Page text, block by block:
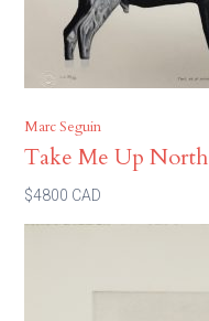
Marc Seguin
Take Me Up North
$4800 CAD